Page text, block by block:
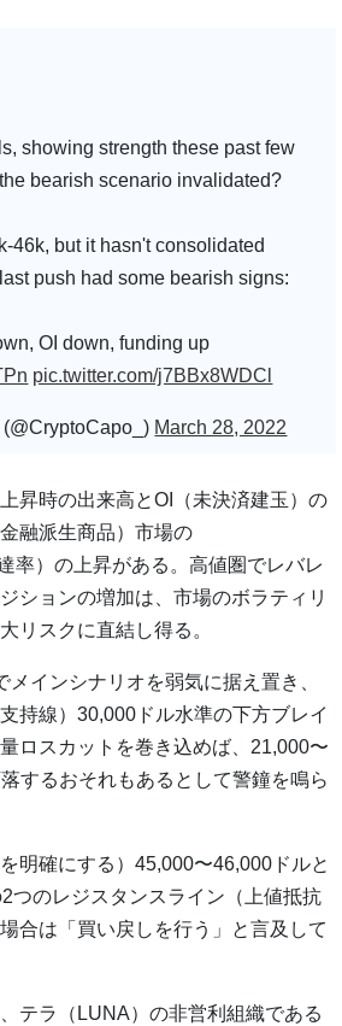
showing strength these past few
bearish scenario invalidated?
46k, but it hasn't consolidated
push had some bearish signs:
OI down, funding up
pic.twitter.com/j7BBx8WDCl
March 28, 2022
昇時の出来高とOI（未決済建玉）の
融派生商品）市場の
率）の上昇がある。高値圏でレバレ
ションの増加は、市場のボラティリ
リスクに直結し得る。
インシナリオを弱気に据え置き、
持線）30,000ドル水準の下方ブレイ
ロスカットを巻き込めば、21,000〜
するおそれもあるとして警鐘を鳴ら
明確にする）45,000〜46,000ドルと
つのレジスタンスライン（上値抵抗
合は「買い戻しを行う」と言及して
テラ（LUNA）の非営利組織である